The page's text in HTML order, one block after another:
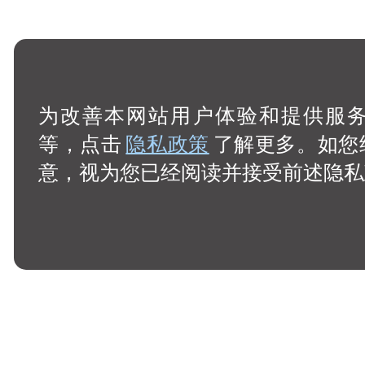
为改善本网站用户体验和提供服
等，点击隐私政策 了解更多。如
意，视为您已经阅读并接受前述隐